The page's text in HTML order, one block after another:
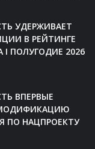
УДЕРЖИВАЕТ
В РЕЙТИНГЕ
ПОЛУГОДИЕ 2026
ВПЕРВЫЕ
ПО НАЦПРОЕКТУ